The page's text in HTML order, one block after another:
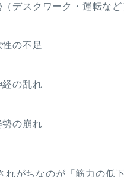
デスクワーク・運転など
の不足
経の乱れ
の崩れ
れがちなのが「筋力の低